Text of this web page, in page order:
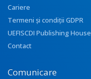
Cariere
Termeni și condiții GDPR
UEFISCDI Publishing House
Contact
Comunicare